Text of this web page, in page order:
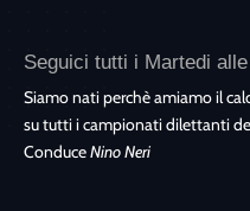
Seguici tutti i Martedi
Siamo nati perchè amiamo il
su tutti i campionati dilettanti
ConduceNino Neri